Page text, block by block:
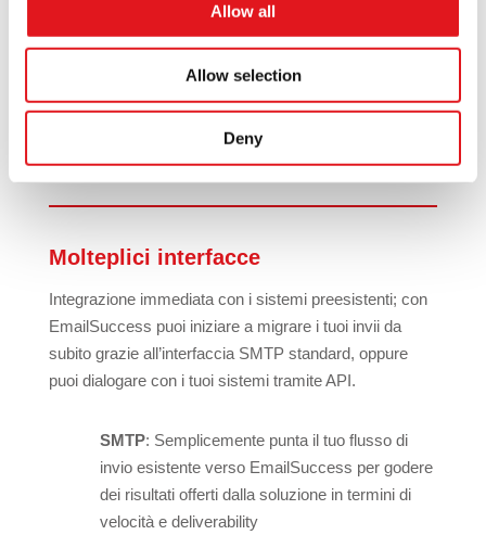
Allow all
Allow selection
Deny
Molteplici interfacce
Integrazione immediata con i sistemi preesistenti; con
EmailSuccess puoi iniziare a migrare i tuoi invii da
subito grazie all’interfaccia SMTP standard, oppure
puoi dialogare con i tuoi sistemi tramite API.
SMTP: Semplicemente punta il tuo flusso di
invio esistente verso EmailSuccess per godere
dei risultati offerti dalla soluzione in termini di
velocità e deliverability